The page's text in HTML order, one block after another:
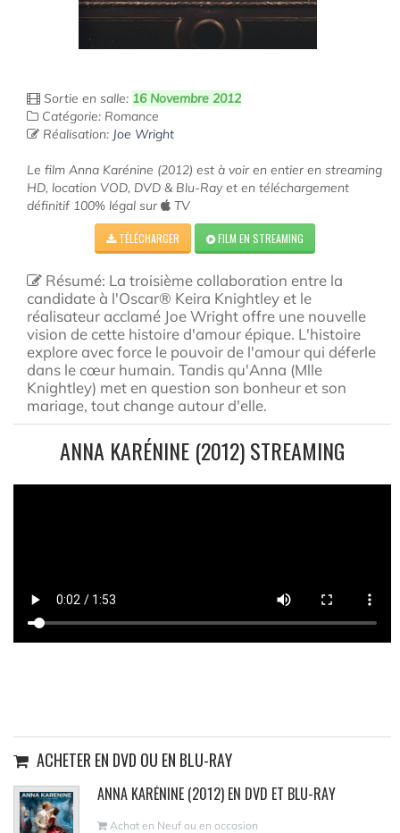
Sortie en salle: 16 Novembre 2012
Catégorie: Romance
Réalisation: Joe Wright
Le film Anna Karénine (2012) est à voir en entier en streaming
HD, location VOD, DVD & Blu-Ray et en téléchargement
définitif 100% légal sur
TV
TÉLÉCHARGER FILM EN STREAMING
Résumé: La troisième collaboration entre la
candidate à l'Oscar® Keira Knightley et le
réalisateur acclamé Joe Wright offre une nouvelle
vision de cette histoire d'amour épique. L'histoire
explore avec force le pouvoir de l'amour qui déferle
dans le cœur humain. Tandis qu'Anna (Mlle
Knightley) met en question son bonheur et son
mariage, tout change autour d'elle.
ANNA KARÉNINE (2012) STREAMING
ACHETER EN DVD OU EN BLU-RAY
ANNA KARÉNINE (2012) EN DVD ET BLU-RAY
Achat en Neuf ou en occasion